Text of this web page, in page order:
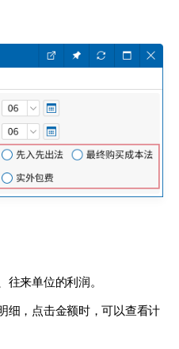
往来单位的利润。
细，点击金额时，可以查看计